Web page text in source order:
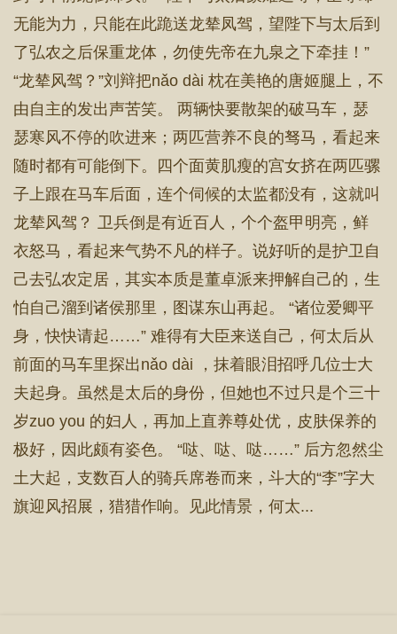
无能为力，只能在此跪送龙辇凤驾，望陛下与太后到
了弘农之后保重龙体，勿使先帝在九泉之下牵挂！”
“龙辇风驾？”刘辩把nǎo dài 枕在美艳的唐姬腿上，不
由自主的发出声苦笑。 两辆快要散架的破马车，瑟
瑟寒风不停的吹进来；两匹营养不良的驽马，看起来
随时都有可能倒下。四个面黄肌瘦的宫女挤在两匹骡
子上跟在马车后面，连个伺候的太监都没有，这就叫
龙辇风驾？ 卫兵倒是有近百人，个个盔甲明亮，鲜
衣怒马，看起来气势不凡的样子。说好听的是护卫自
己去弘农定居，其实本质是董卓派来押解自己的，生
怕自己溜到诸侯那里，图谋东山再起。 “诸位爱卿平
身，快快请起……” 难得有大臣来送自己，何太后从
前面的马车里探出nǎo dài ，抹着眼泪招呼几位士大
夫起身。虽然是太后的身份，但她也不过只是个三十
岁zuo you 的妇人，再加上直养尊处优，皮肤保养的
极好，因此颇有姿色。 “哒、哒、哒……” 后方忽然尘
土大起，支数百人的骑兵席卷而来，斗大的“李”字大
旗迎风招展，猎猎作响。见此情景，何太...